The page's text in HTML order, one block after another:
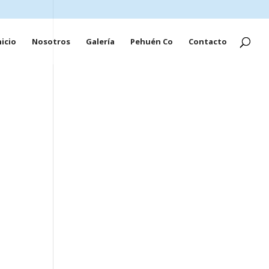
Nosotros Galería Pehuén Co Contacto